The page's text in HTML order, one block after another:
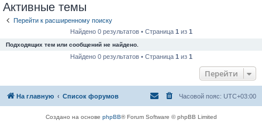
Активные темы
Перейти к расширенному поиску
Найдено 0 результатов • Страница 1 из 1
Подходящих тем или сообщений не найдено.
Найдено 0 результатов • Страница 1 из 1
Перейти
На главную Список форумов Часовой пояс: UTC+03:00
Создано на основе phpBB® Forum Software © phpBB Limited